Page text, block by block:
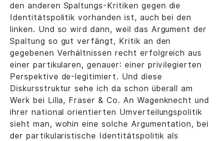
den anderen Spaltungs-Kritiken gegen die
Identitätspolitik vorhanden ist, auch bei den
linken. Und so wird dann, weil das Argument der
Spaltung so gut verfängt, Kritik an den
gegebenen Verhältnissen recht erfolgreich aus
einer partikularen, genauer: einer privilegierten
Perspektive de-legitimiert. Und diese
Diskursstruktur sehe ich da schon überall am
Werk bei Lilla, Fraser & Co. An Wagenknecht und
ihrer national orientierten Umverteilungspolitik
sieht man, wohin eine solche Argumentation, bei
der partikularistische Identitätspolitik als